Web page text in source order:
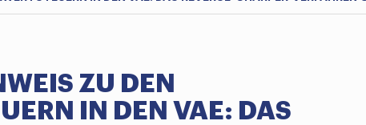
ZU DEN
IN DEN VAE: DAS